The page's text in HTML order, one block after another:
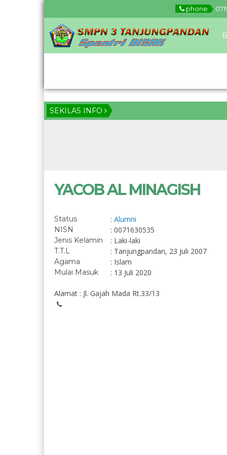
phone
SEKILAS INFO
YACOB AL MINAGISH
Status : Alumni
NISN : 0071630535
Jenis Kelamin : Laki-laki
T.T.L : Tanjungpandan, 23 Juli 2007
Agama : Islam
Mulai Masuk : 13 Juli 2020
Alamat : Jl. Gajah Mada Rt.33/13